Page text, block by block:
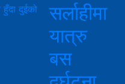
सर्लाहीमा
यात्रु
बस